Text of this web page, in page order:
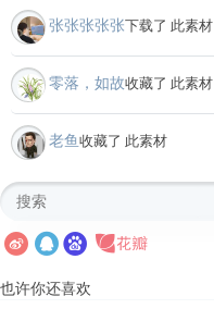
张张张张张下载了 此素材
零落，如故收藏了 此素材
老鱼收藏了 此素材
也许你还喜欢